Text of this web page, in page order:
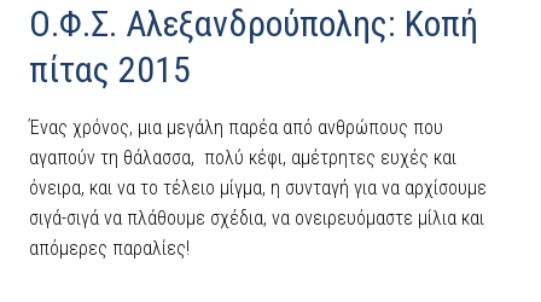
Ο.Φ.Σ. Αλεξανδρούπολης: Κοπή
πίτας 2015
Ένας χρόνος, μια μεγάλη παρέα από ανθρώπους που
αγαπούν τη θάλασσα, πολύ κέφι, αμέτρητες ευχές και
όνειρα, και να το τέλειο μίγμα, η συνταγή για να αρχίσουμε
σιγά-σιγά να πλάθουμε σχέδια, να ονειρευόμαστε μίλια και
απόμερες παραλίες!